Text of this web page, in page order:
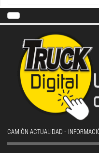
CAMIÓN ACTUALIDAD -